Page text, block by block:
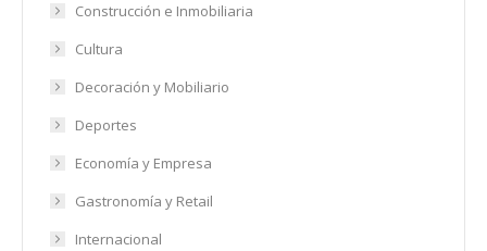
Construcción e Inmobiliaria
Cultura
Decoración y Mobiliario
Deportes
Economía y Empresa
Gastronomía y Retail
Internacional